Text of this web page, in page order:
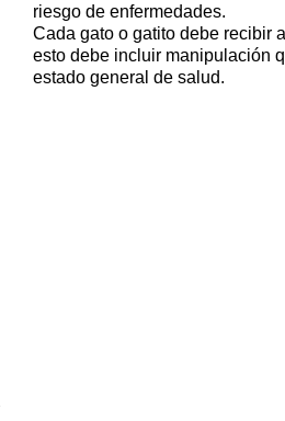
riesgo de enfermedades.
Cada gato o gatito debe recibir
esto debe incluir manipulación
estado general de salud.